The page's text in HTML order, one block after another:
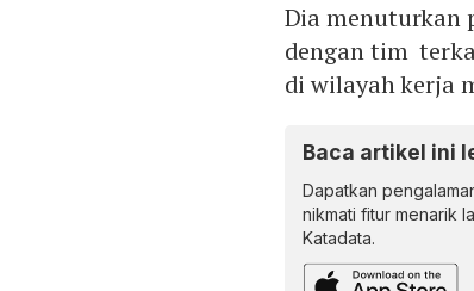
Dia menuturkan
dengan tim
di wilayah kerja
Baca artikel ini
Dapatkan
nikmati fitur menarik
Katadata.